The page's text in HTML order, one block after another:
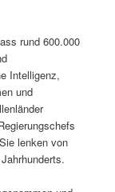
rund 600.000
Intelligenz,
und
lenken von